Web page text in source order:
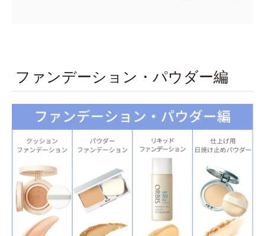
ファンデーション・パウダー編